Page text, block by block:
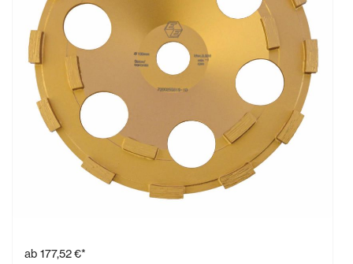
Diamantschleifteller Ø 180 mm
ab 177,52 €*